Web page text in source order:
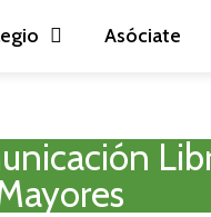
Asóciate